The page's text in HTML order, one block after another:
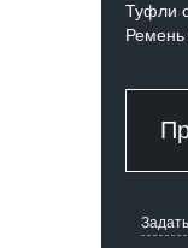
Туфли
Ремень